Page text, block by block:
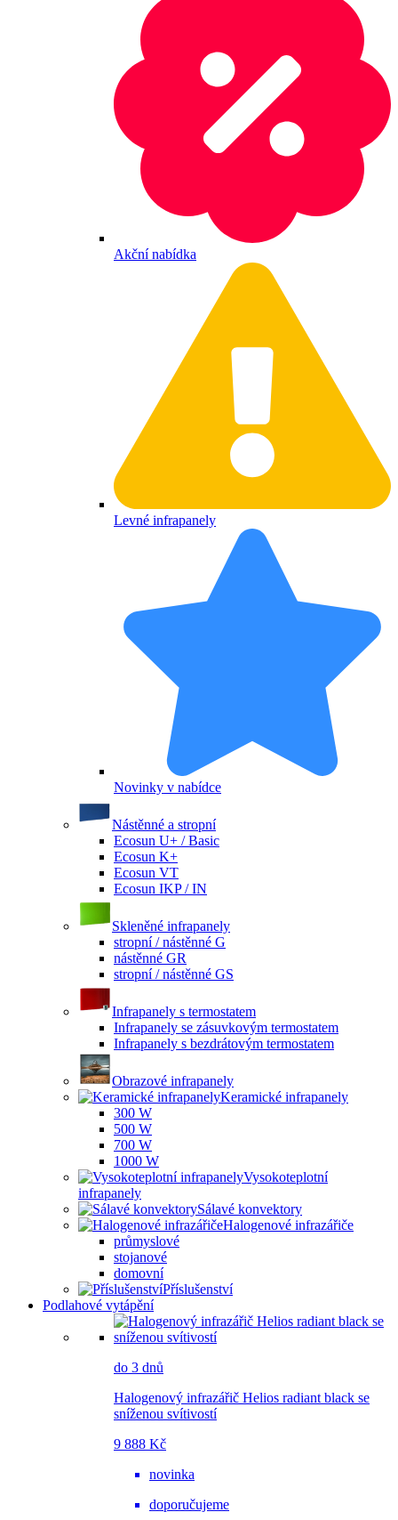
Akční nabídka
Levné infrapanely
Novinky v nabídce
Nástěnné a stropní
Ecosun U+ / Basic
Ecosun K+
Ecosun VT
Ecosun IKP / IN
Skleněné infrapanely
stropní / nástěnné G
nástěnné GR
stropní / nástěnné GS
Infrapanely s termostatem
Infrapanely se zásuvkovým termostatem
Infrapanely s bezdrátovým termostatem
Obrazové infrapanely
Keramické infrapanely
300 W
500 W
700 W
1000 W
Vysokoteplotní
infrapanely
Sálavé konvektory
Halogenové infrazářiče
průmyslové
stojanové
domovní
Příslušenství
Podlahové vytápění
do 3 dnů
Halogenový infrazářič Helios radiant black se
sníženou svítivostí
9 888 Kč
novinka
doporučujeme